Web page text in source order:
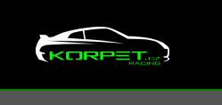
Skip to main content